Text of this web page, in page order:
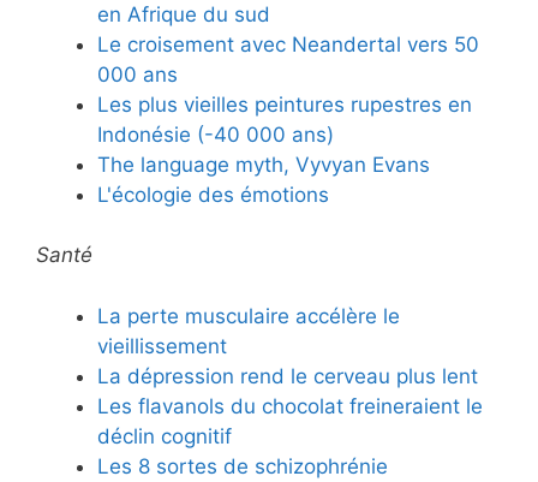
en Afrique du sud
Le croisement avec Neandertal vers 50
000 ans
Les plus vieilles peintures rupestres en
Indonésie (-40 000 ans)
The language myth, Vyvyan Evans
L'écologie des émotions
Santé
La perte musculaire accélère le
vieillissement
La dépression rend le cerveau plus lent
Les flavanols du chocolat freineraient le
déclin cognitif
Les 8 sortes de schizophrénie